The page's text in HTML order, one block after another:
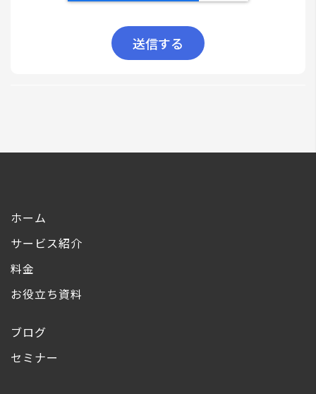
ホーム
サービス紹介
料金
お役立ち資料
ブログ
セミナー